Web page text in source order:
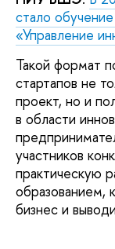
стало
«Управление
Такой формат
стартапов не
проект, но и
в области
участников
практическую
образованием,
бизнес и